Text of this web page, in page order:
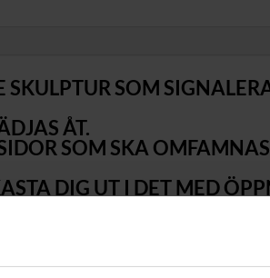
SKULPTUR SOM
ÅT.
SOM SKA
DIG UT I DET MED